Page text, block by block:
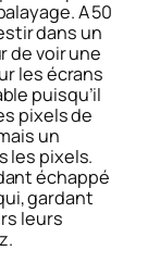
A 50
dans un
de voir une
les écrans
puisqu’il
pixels de
un
les pixels.
échappé
gardant
leurs